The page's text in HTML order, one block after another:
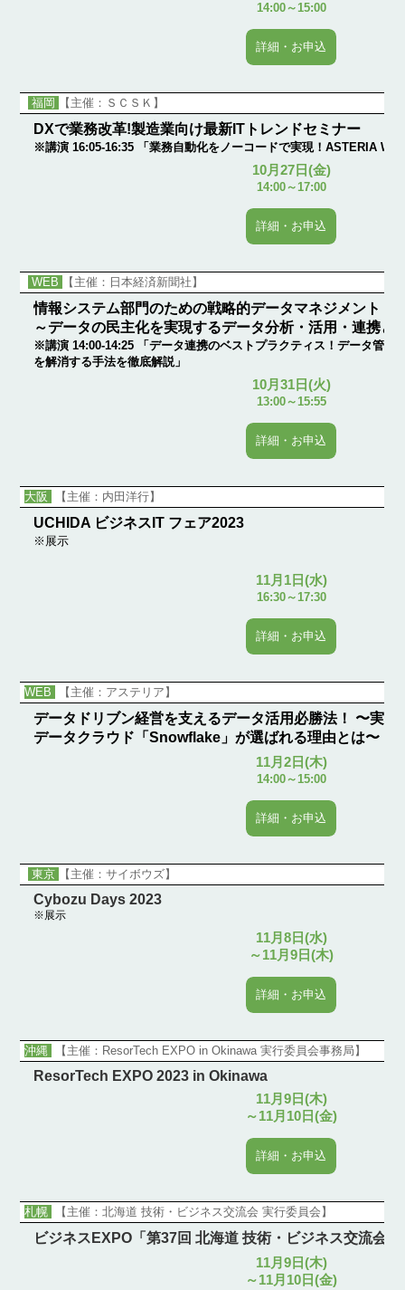
14:00～15:00
詳細・お申込
福岡 【主催：ＳＣＳＫ】
DXで業務改革!製造業向け最新ITトレンドセミナー
※講演 16:05-16:35 「業務自動化をノーコードで実現！​ASTERIA
10月27日(金)
14:00～17:00
詳細・お申込
WEB 【主催：日本経済新聞社】
情報システム部門のための戦略的データマネジメント
～データの民主化を実現するデータ分析・活用・連携と
※講演 14:00-14:25 「データ連携のベストプラクティス！データ管理
を解消する手法を徹底解説」
10月31日(火)
13:00～15:55
詳細・お申込
大阪 【主催：内田洋行】
UCHIDA ビジネスIT フェア2023
※展示
11月1日(水)
16:30～17:30
詳細・お申込
WEB 【主催：アステリア】
データドリブン経営を支えるデータ活用必勝法！ 〜実
データクラウド「Snowflake」が選ばれる理由とは〜
11月2日(木)
14:00～15:00
詳細・お申込
東京 【主催：サイボウズ】
Cybozu Days 2023
※展示
11月8日(水)
～11月9日(木)
詳細・お申込
沖縄 【主催：ResorTech EXPO in Okinawa 実行委員会事務局】
ResorTech EXPO 2023 in Okinawa
11月9日(木)
～11月10日(金)
詳細・お申込
札幌 【主催：北海道 技術・ビジネス交流会 実行委員会】
ビジネスEXPO「第37回 北海道 技術・ビジネス交流会」
11月9日(木)
～11月10日(金)